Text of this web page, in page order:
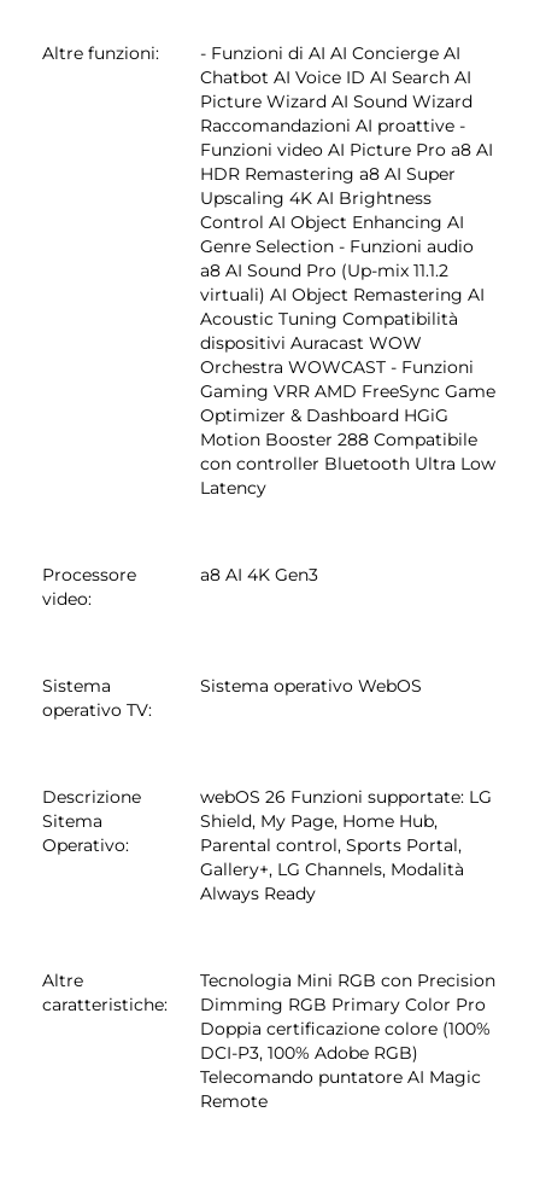
Altre funzioni:
- Funzioni di AI AI Concierge AI
Chatbot AI Voice ID AI Search AI
Picture Wizard AI Sound Wizard
Raccomandazioni AI proattive -
Funzioni video AI Picture Pro a8 AI
HDR Remastering a8 AI Super
Upscaling 4K AI Brightness
Control AI Object Enhancing AI
Genre Selection - Funzioni audio
a8 AI Sound Pro (Up-mix 11.1.2
virtuali) AI Object Remastering AI
Acoustic Tuning Compatibilità
dispositivi Auracast WOW
Orchestra WOWCAST - Funzioni
Gaming VRR AMD FreeSync Game
Optimizer & Dashboard HGiG
Motion Booster 288 Compatibile
con controller Bluetooth Ultra Low
Latency
Processore
video:
a8 AI 4K Gen3
Sistema
operativo TV:
Sistema operativo WebOS
Descrizione
Sitema
Operativo:
webOS 26 Funzioni supportate: LG
Shield, My Page, Home Hub,
Parental control, Sports Portal,
Gallery+, LG Channels, Modalità
Always Ready
Altre
caratteristiche:
Tecnologia Mini RGB con Precision
Dimming RGB Primary Color Pro
Doppia certificazione colore (100%
DCI-P3, 100% Adobe RGB)
Telecomando puntatore AI Magic
Remote